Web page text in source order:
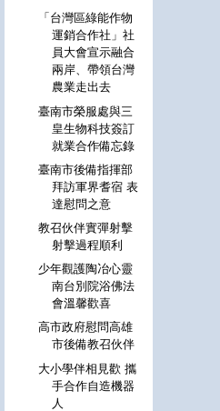
「台灣區綠能作物
運銷合作社」社
員大會宣示融合
兩岸、帶領台灣
農業走出去
臺南市榮服處與三
皇生物科技簽訂
就業合作備忘錄
臺南市後備指揮部
拜訪軍界耆宿 表
達慰問之意
教召伙伴實彈射擊
射擊過程順利
少年觀護陶冶心靈
南台別院浴佛法
會溫馨歡喜
高市政府慰問高雄
市後備教召伙伴
大小學伴相見歡 攜
手合作自造機器
人